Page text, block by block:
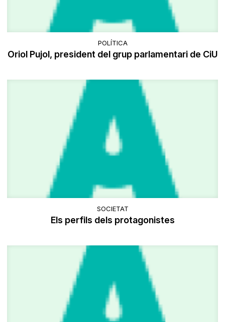
POLÍTICA
Oriol Pujol, president del grup parlamentari de CiU
SOCIETAT
Els perfils dels protagonistes